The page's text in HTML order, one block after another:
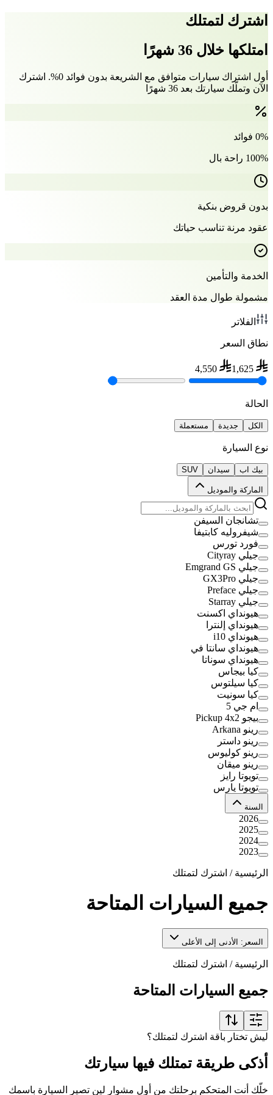
اشترك لتمتلك
امتلكها خلال 36 شهرًا
أول اشتراك سيارات متوافق مع الشريعة بدون فوائد 0%. اشترك
الآن وتملّك سيارتك بعد 36 شهرًا
0% فوائد
100% راحة بال
بدون قروض بنكية
عقود مرنة تناسب حياتك
الخدمة والتأمين
مشمولة طوال مدة العقد
الفلاتر
نطاق السعر
1,625
4,550
الحالة
الكل جديدة مستعملة
نوع السيارة
بيك اب سيدان SUV
الماركة والموديل
تشانجان السيفن
شيفروليه كابتيفا
فورد تورس
جيلي Cityray
جيلي Emgrand GS
جيلي GX3Pro
جيلي Preface
جيلي Starray
هيونداي اكسنت
هيونداي إلنترا
هيونداي i10
هيونداي سانتا في
هيونداي سوناتا
كيا بيجاس
كيا سيلتوس
كيا سونيت
ام جي 5
بيجو Pickup 4x2
رينو Arkana
رينو داستر
رينو كوليوس
رينو ميقان
تويوتا رايز
تويوتا يارس
السنة
2026
2025
2024
2023
الرئيسية / اشترك لتمتلك
جميع السيارات المتاحة
السعر: الأدنى إلى الأعلى
الرئيسية / اشترك لتمتلك
جميع السيارات المتاحة
ليش تختار باقة اشترك لتمتلك؟
أذكى طريقة تمتلك فيها سيارتك
خلّك أنت المتحكم برحلتك من أول مشوار لين تصير السيارة باسمك